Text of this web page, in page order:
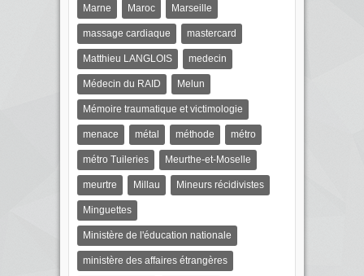
Marne Maroc Marseille
massage cardiaque mastercard
Matthieu LANGLOIS medecin
Médecin du RAID Melun
Mémoire traumatique et victimologie
menace métal méthode métro
métro Tuileries Meurthe-et-Moselle
meurtre Millau Mineurs récidivistes
Minguettes
Ministère de l'éducation nationale
ministère des affaires étrangères